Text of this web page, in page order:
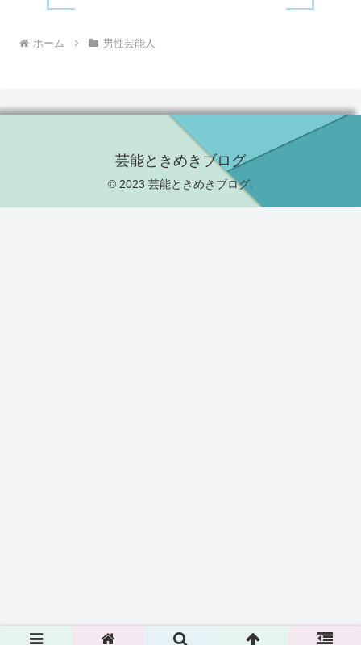
ホーム 男性芸能人
芸能ときめきブログ
© 2023 芸能ときめきブログ.